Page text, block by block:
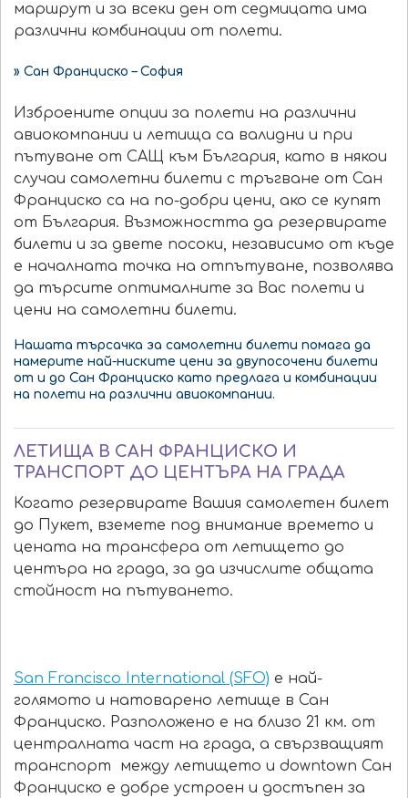
маршрут и за всеки ден от седмицата има
различни комбинации от полети.
» Сан Франциско – София
Изброените опции за полети на различни
авиокомпании и летища са валидни и при
пътуване от САЩ към България, като в някои
случаи самолетни билети с тръгване от Сан
Франциско са на по-добри цени, ако се купят
от България. Възможността да резервирате
билети и за двете посоки, независимо от къде
е началната точка на отпътуване, позволява
да търсите оптималните за Вас полети и
цени на самолетни билети.
Нашата търсачка за самолетни билети помага да
намерите най-ниските цени за двупосочени билети
от и до Сан Франциско като предлага и комбинации
на полети на различни авиокомпании.
ЛЕТИЩА В САН ФРАНЦИСКО И
ТРАНСПОРТ ДО ЦЕНТЪРА НА ГРАДА
Когато резервирате Вашия самолетен билет
до Пукет, вземете под внимание времето и
цената на трансфера от летището до
центъра на града, за да изчислите общата
стойност на пътуването.
San Francisco International (SFO) е най-
голямото и натоварено летище в Сан
Франциско. Разположено е на близо 21 км. от
централната част на града, а свързващият
транспорт между летището и downtown Сан
Франциско е добре устроен и достъпен за